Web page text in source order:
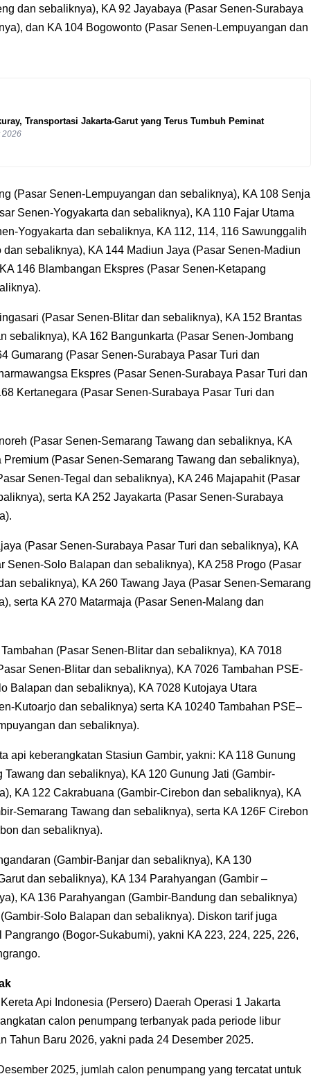
dan sebaliknya), KA 92 Jayabaya (Pasar Senen-Surabaya
dan KA 104 Bogowonto (Pasar Senen-Lempuyangan dan
Transportasi Jakarta-Garut yang Terus Tumbuh Peminat
2026
(Pasar Senen-Lempuyangan dan sebaliknya), KA 108 Senja
Senen-Yogyakarta dan sebaliknya), KA 110 Fajar Utama
Yogyakarta dan sebaliknya, KA 112, 114, 116 Sawunggalih
sebaliknya), KA 144 Madiun Jaya (Pasar Senen-Madiun
146 Blambangan Ekspres (Pasar Senen-Ketapang
(Pasar Senen-Blitar dan sebaliknya), KA 152 Brantas
sebaliknya), KA 162 Bangunkarta (Pasar Senen-Jombang
Gumarang (Pasar Senen-Surabaya Pasar Turi dan
Ekspres (Pasar Senen-Surabaya Pasar Turi dan
Kertanegara (Pasar Senen-Surabaya Pasar Turi dan
(Pasar Senen-Semarang Tawang dan sebaliknya, KA
Premium (Pasar Senen-Semarang Tawang dan sebaliknya),
Senen-Tegal dan sebaliknya), KA 246 Majapahit (Pasar
serta KA 252 Jayakarta (Pasar Senen-Surabaya
(Pasar Senen-Surabaya Pasar Turi dan sebaliknya), KA
Senen-Solo Balapan dan sebaliknya), KA 258 Progo (Pasar
sebaliknya), KA 260 Tawang Jaya (Pasar Senen-Semarang
serta KA 270 Matarmaja (Pasar Senen-Malang dan
(Pasar Senen-Blitar dan sebaliknya), KA 7018
Senen-Blitar dan sebaliknya), KA 7026 Tambahan PSE-
Balapan dan sebaliknya), KA 7028 Kutojaya Utara
Kutoarjo dan sebaliknya) serta KA 10240 Tambahan PSE–
dan sebaliknya).
api keberangkatan Stasiun Gambir, yakni: KA 118 Gunung
Tawang dan sebaliknya), KA 120 Gunung Jati (Gambir-
KA 122 Cakrabuana (Gambir-Cirebon dan sebaliknya), KA
Semarang Tawang dan sebaliknya), serta KA 126F Cirebon
dan sebaliknya).
(Gambir-Banjar dan sebaliknya), KA 130
dan sebaliknya), KA 134 Parahyangan (Gambir –
KA 136 Parahyangan (Gambir-Bandung dan sebaliknya)
Solo Balapan dan sebaliknya). Diskon tarif juga
Pangrango (Bogor-Sukabumi), yakni KA 223, 224, 225, 226,
Api Indonesia (Persero) Daerah Operasi 1 Jakarta
calon penumpang terbanyak pada periode libur
Tahun Baru 2026, yakni pada 24 Desember 2025.
2025, jumlah calon penumpang yang tercatat untuk